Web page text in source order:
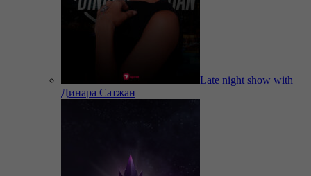
Late night show with
Динара Сатжан